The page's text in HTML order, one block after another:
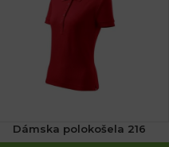
Dámska polokošela 216